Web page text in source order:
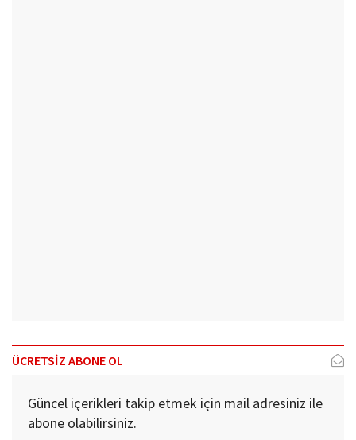
ÜCRETSİZ ABONE OL
Güncel içerikleri takip etmek için mail adresiniz ile
abone olabilirsiniz.